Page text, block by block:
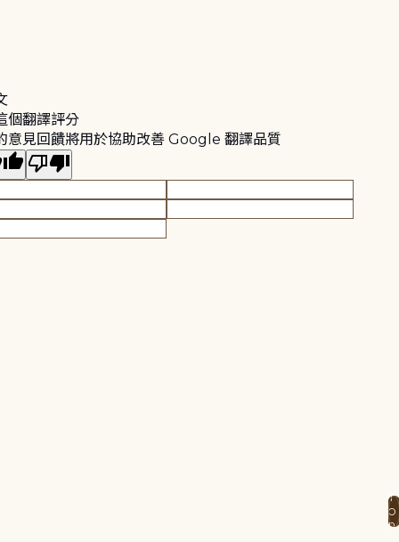
個翻譯評分
意見回饋將用於協助改善 Google 翻譯品質